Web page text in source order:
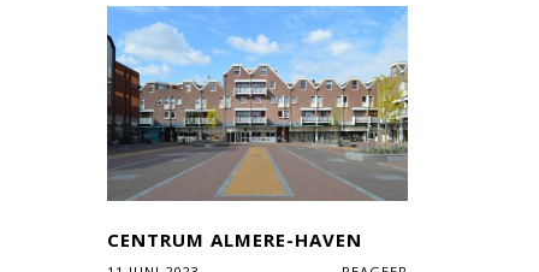
CENTRUM ALMERE-HAVEN